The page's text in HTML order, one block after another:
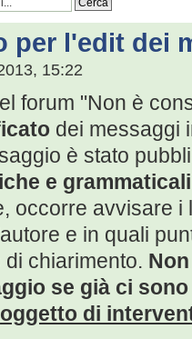
per l'edit dei
15:22
forum "Non è
dei messaggi
è stato
e grammaticali
occorre avvisare i
e in quali
chiarimento.
se già ci
oggetto di